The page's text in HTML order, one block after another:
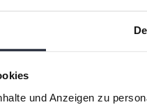
und Anzeigen zu
Ferrari